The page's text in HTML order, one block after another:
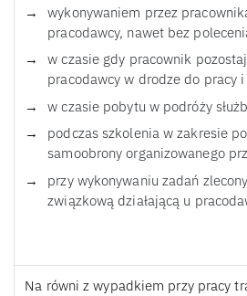
wykonywaniem przez
pracodawcy, nawet bez
w czasie gdy pracownik
pracodawcy w drodze do pracy i
w czasie pobytu w podróży
podczas szkolenia w zakresie
samoobrony organizowanego
przy wykonywaniu zadań
związkową działającą u
Na równi z wypadkiem przy pracy